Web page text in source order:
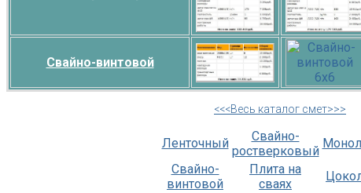
Свайно-винтовой
<<<Весь каталог смет>>>
Ленточный
Свайно-
ростверковый
Свайно-
винтовой
Плита на
сваях